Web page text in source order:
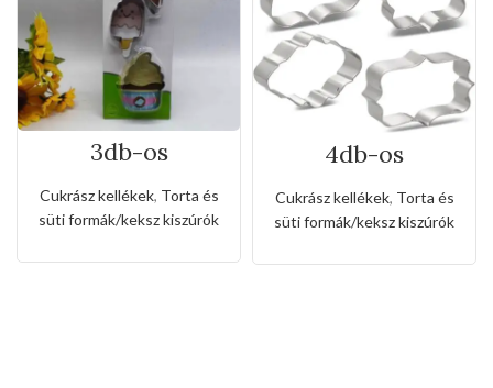
3db-os
kiszúró készlet
fagyi és muffin
alakkal
Cukrász kellékek, Torta és
süti formák/keksz kiszúrók
4db-os
rozsdamentes
kiszúró készlet
Cukrász kellékek, Torta és
süti formák/keksz kiszúrók